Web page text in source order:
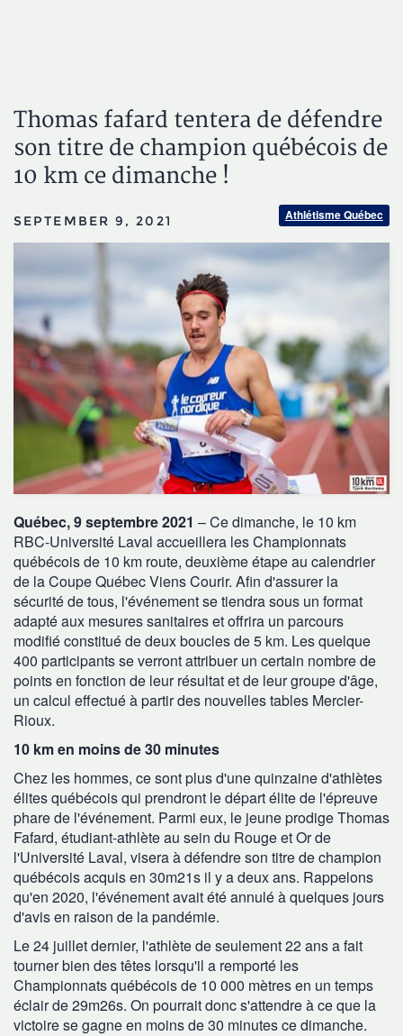
Thomas fafard tentera de défendre
son titre de champion québécois de
10 km ce dimanche !
Athlétisme Québec
SEPTEMBER 9, 2021
Québec, 9 septembre 2021 – Ce dimanche, le 10 km
RBC-Université Laval accueillera les Championnats
québécois de 10 km route, deuxième étape au calendrier
de la Coupe Québec Viens Courir. Afin d'assurer la
sécurité de tous, l'événement se tiendra sous un format
adapté aux mesures sanitaires et offrira un parcours
modifié constitué de deux boucles de 5 km. Les quelque
400 participants se verront attribuer un certain nombre de
points en fonction de leur résultat et de leur groupe d'âge,
un calcul effectué à partir des nouvelles tables Mercier-
Rioux.
10 km en moins de 30 minutes
Chez les hommes, ce sont plus d'une quinzaine d'athlètes
élites québécois qui prendront le départ élite de l'épreuve
phare de l'événement. Parmi eux, le jeune prodige Thomas
Fafard, étudiant-athlète au sein du Rouge et Or de
l'Université Laval, visera à défendre son titre de champion
québécois acquis en 30m21s il y a deux ans. Rappelons
qu'en 2020, l'événement avait été annulé à quelques jours
d'avis en raison de la pandémie.
Le 24 juillet dernier, l'athlète de seulement 22 ans a fait
tourner bien des têtes lorsqu'il a remporté les
Championnats québécois de 10 000 mètres en un temps
éclair de 29m26s. On pourrait donc s'attendre à ce que la
victoire se gagne en moins de 30 minutes ce dimanche.